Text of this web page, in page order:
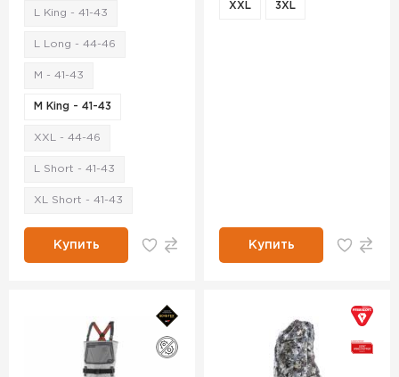
L King - 41-43
L Long - 44-46
M - 41-43
M King - 41-43
XXL - 44-46
L Short - 41-43
XL Short - 41-43
Купить
XXL 3XL
Купить